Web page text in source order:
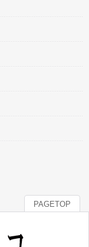
PAGETOP